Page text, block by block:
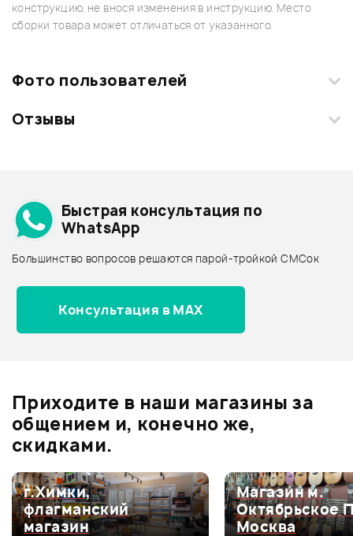
конструкцию, не внося изменения в инструкцию. Место
сборки товара может отличаться от указанного.
Фото пользователей
Загрузите свои фотографии купленного товара и получите
Отзывы
0.0
Оценка5
0
Оценка4
0
Архив товаров - дешевле
Архив товаров - дороже
Все товары DJ-TECH
Архив товаров - новинки
Быстрая консультация по
WhatsApp
Большинство вопросов решаются парой-тройкой СМСок
Консультация в MAX
Приходите в наши магазины за
общением и, конечно же,
скидками.
г.Химки,
флагманский
магазин
Магазин м.
Октябрьское
Москва